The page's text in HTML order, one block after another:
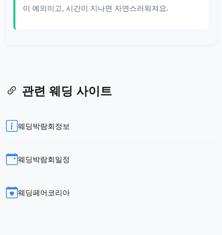
이 예의이고, 시간이 지나면 자연스러워져요.
관련 웨딩 사이트
웨딩박람회정보
웨딩박람회일정
웨딩페어코리아